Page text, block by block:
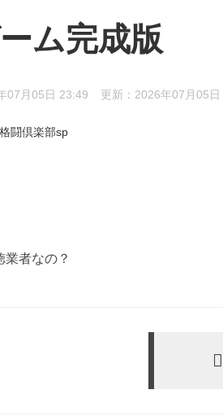
ム完成版
07月05日 23:49 更新：2026年07月05
闘倶楽部sp
業者なの？